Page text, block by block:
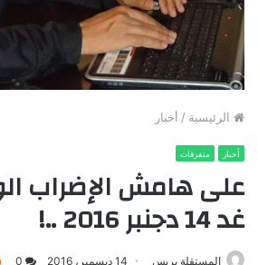
الرئيسية / أخبار
أخبار متفرقات
على هامش الإضراب
غد 14 دجنبر 2016 ..!
المستقلة بريس 14 ديسمبر، 2016 0